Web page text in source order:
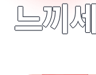
느끼